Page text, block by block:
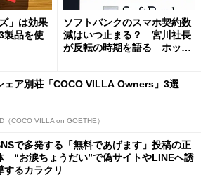
」は効果
品を使
ソフトバンクのスマホ契約数
減はいつ止まる？ 宮川社長
が反転の時期を語る ホッピ
ェア別荘「COCO VILLA Owners」3選
（COCO VILLA on GOETHE）
で多発する「無料であげます」投稿の正
“お涙ちょうだい”で偽サイトやLINEへ誘
するカラクリ